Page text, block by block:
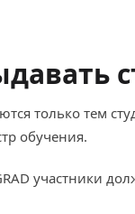
только тем
обучения.
участники